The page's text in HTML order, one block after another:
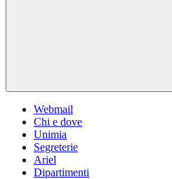
Webmail
Chi e dove
Unimia
Segreterie
Ariel
Dipartimenti